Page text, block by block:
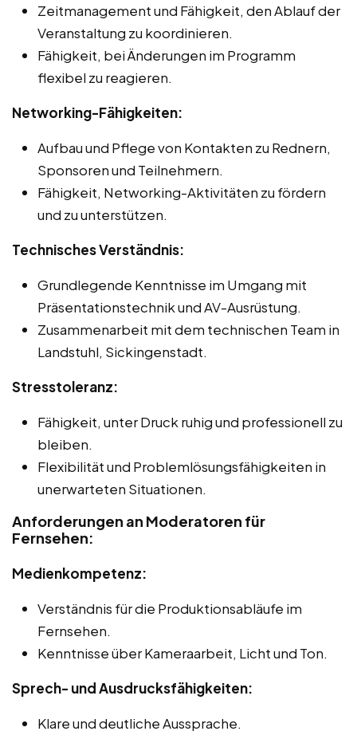
Zeitmanagement und Fähigkeit, den Ablauf der
Veranstaltung zu koordinieren.
Fähigkeit, bei Änderungen im Programm
flexibel zu reagieren.
Networking-Fähigkeiten:
Aufbau und Pflege von Kontakten zu Rednern,
Sponsoren und Teilnehmern.
Fähigkeit, Networking-Aktivitäten zu fördern
und zu unterstützen.
Technisches Verständnis:
Grundlegende Kenntnisse im Umgang mit
Präsentationstechnik und AV-Ausrüstung.
Zusammenarbeit mit dem technischen Team in
Landstuhl, Sickingenstadt.
Stresstoleranz:
Fähigkeit, unter Druck ruhig und professionell zu
bleiben.
Flexibilität und Problemlösungsfähigkeiten in
unerwarteten Situationen.
Anforderungen an Moderatoren für
Fernsehen:
Medienkompetenz:
Verständnis für die Produktionsabläufe im
Fernsehen.
Kenntnisse über Kameraarbeit, Licht und Ton.
Sprech- und Ausdrucksfähigkeiten:
Klare und deutliche Aussprache.